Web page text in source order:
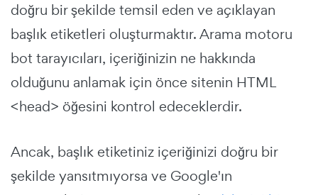
doğru bir şekilde temsil eden ve açıklayan
başlık etiketleri oluşturmaktır.Arama motoru
bot tarayıcıları, içeriğinizin ne hakkında
olduğunu anlamak için önce sitenin HTML
<head> öğesini kontrol edeceklerdir.
Ancak, başlık etiketiniz içeriğinizi doğru bir
şekilde yansıtmıyorsa ve Google'ın